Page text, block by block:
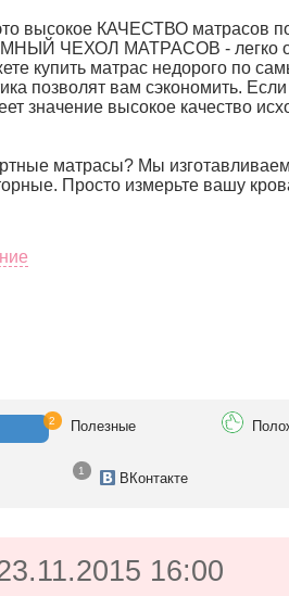
высокое КАЧЕСТВО
ЧЕХОЛ МАТРАСОВ - легко
купить матрас недорого по
позволят вам сэкономить.
значение высокое качество
матрасы? Мы
Просто измерьте вашу
2 Полезные
1 ВКонтакте
16:00